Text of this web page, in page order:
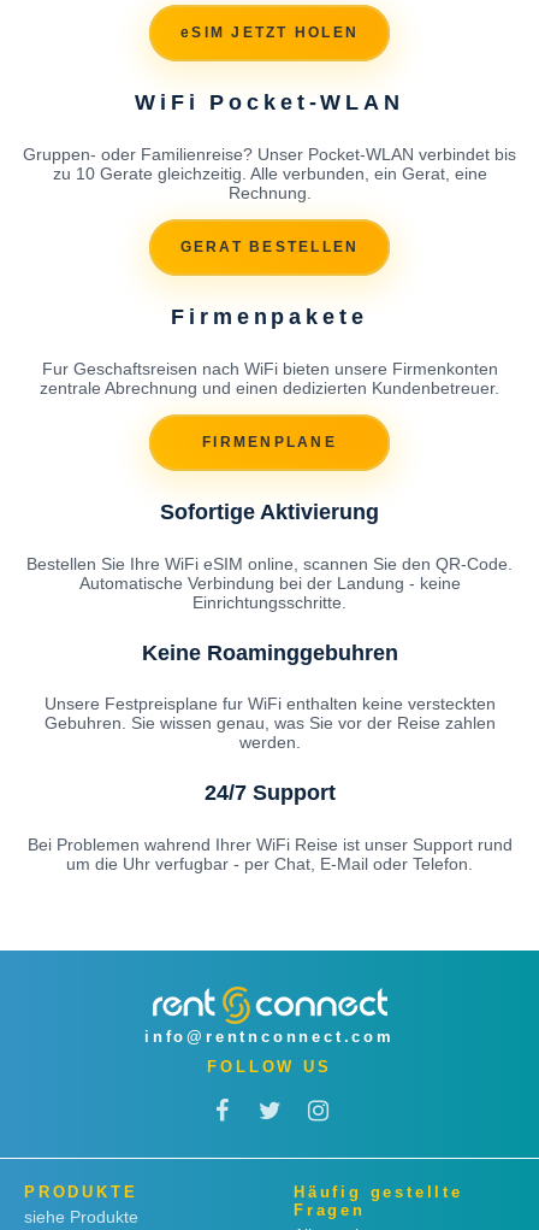
eSIM JETZT HOLEN
WiFi Pocket-WLAN
Gruppen- oder Familienreise? Unser Pocket-WLAN verbindet bis
zu 10 Gerate gleichzeitig. Alle verbunden, ein Gerat, eine
Rechnung.
GERAT BESTELLEN
Firmenpakete
Fur Geschaftsreisen nach WiFi bieten unsere Firmenkonten
zentrale Abrechnung und einen dedizierten Kundenbetreuer.
FIRMENPLANE
Sofortige Aktivierung
Bestellen Sie Ihre WiFi eSIM online, scannen Sie den QR-Code.
Automatische Verbindung bei der Landung - keine
Einrichtungsschritte.
Keine Roaminggebuhren
Unsere Festpreisplane fur WiFi enthalten keine versteckten
Gebuhren. Sie wissen genau, was Sie vor der Reise zahlen
werden.
24/7 Support
Bei Problemen wahrend Ihrer WiFi Reise ist unser Support rund
um die Uhr verfugbar - per Chat, E-Mail oder Telefon.
info@rentnconnect.com
FOLLOW US
PRODUKTE
siehe Produkte
Häufig gestellte
Fragen